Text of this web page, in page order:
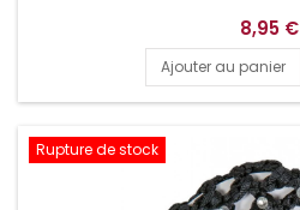
8,95 €
Ajouter au panier
Rupture de stock